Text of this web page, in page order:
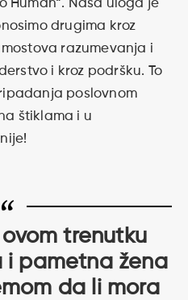
Human“. Naša uloga je
drugima kroz
razumevanja i
i kroz podršku. To
poslovnom
štiklama i u
trenutku
i pametna žena
da li mora